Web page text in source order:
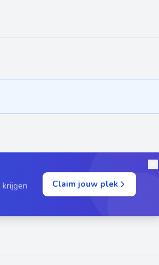
krijgen
Claim jouw plek